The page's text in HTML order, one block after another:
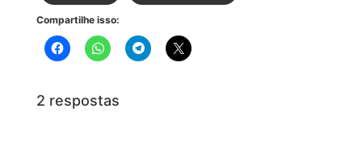
Compartilhe isso:
2 respostas